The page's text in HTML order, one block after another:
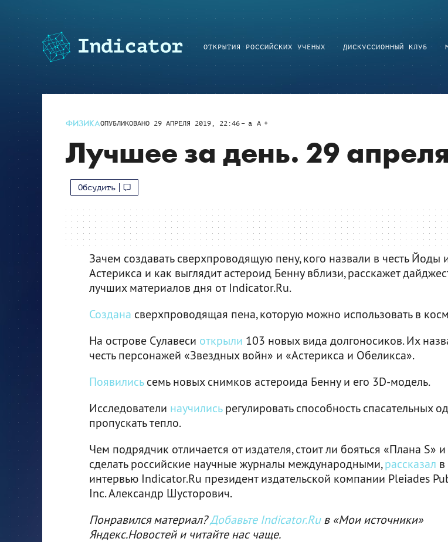
ОТКРЫТИЯ РОССИЙСКИХ УЧЕНЫХ ДИСКУССИОННЫЙ КЛУБ
ФИЗИКАОПУБЛИКОВАНО 29 АПРЕЛЯ 2019, 22:46 a A
Лучшее за день. 29 апреля
Обсудить
Зачем создавать сверхпроводящую пену, кого назвали в честь Йоды
Астерикса и как выглядит астероид Бенну вблизи, расскажет
лучших материалов дня от Indicator.Ru.
Создана сверхпроводящая пена, которую можно использовать в
На острове Сулавеси открыли 103 новых вида долгоносиков. Их
честь персонажей «Звездных войн» и «Астерикса и Обеликса».
Появилисьсемь новых снимков астероида Бенну и его 3D-модель.
Исследователи научилисьрегулировать способность спасательных
пропускать тепло.
Чем подрядчик отличается от издателя, стоит ли бояться «Плана S» и
сделать российские научные журналы международными,рассказал в
интервью Indicator.Ru президент издательской компании Pleiades
Inc. Александр Шусторович.
Понравился материал?Добавьте Indicator.Ruв «Мои источники»
Яндекс.Новостей и читайте нас чаще.